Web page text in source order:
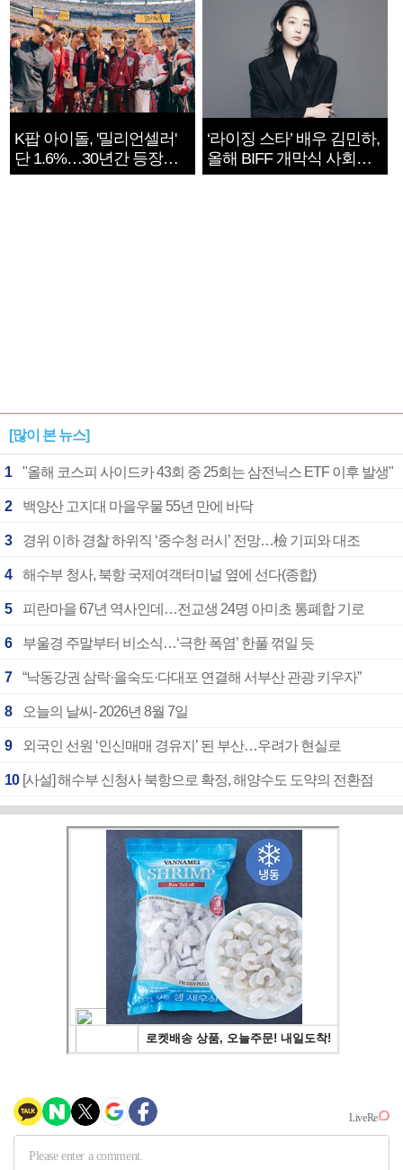
K팝 아이돌, '밀리언셀러'
단 1.6%…30년간 등장
1182개팀 전수조사
‘라이징 스타’ 배우 김민하,
올해 BIFF 개막식 사회자
확정
[많이 본 뉴스]
1 "올해 코스피 사이드카 43회 중 25회는 삼전닉스 ETF 이후 발생"
2 백양산 고지대 마을우물 55년 만에 바닥
3 경위 이하 경찰 하위직 ‘중수청 러시’ 전망…檢 기피와 대조
4 해수부 청사, 북항 국제여객터미널 옆에 선다(종합)
5 피란마을 67년 역사인데…전교생 24명 아미초 통폐합 기로
6 부울경 주말부터 비소식…‘극한 폭염’ 한풀 꺾일 듯
7 “낙동강권 삼락·을숙도·다대포 연결해 서부산 관광 키우자”
8 오늘의 날씨- 2026년 8월 7일
9 외국인 선원 ‘인신매매 경유지’ 된 부산…우려가 현실로
10 [사설] 해수부 신청사 북항으로 확정, 해양수도 도약의 전환점